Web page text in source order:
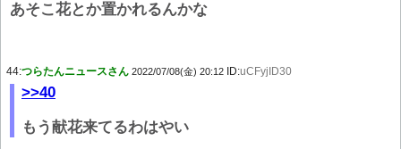
あそこ花とか置かれるんかな
44:つらたんニュースさん 2022/07/08(金) 20:12 ID:uCFyjID30
>>40
もう献花来てるわはやい